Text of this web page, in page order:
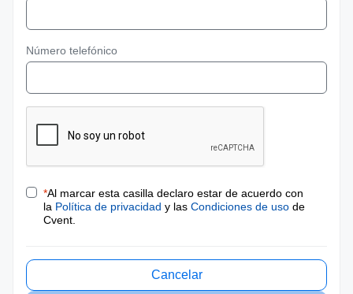
Número telefónico
*Al marcar esta casilla declaro estar de acuerdo con
la Política de privacidad y las Condiciones de uso de
Cvent.
Cancelar